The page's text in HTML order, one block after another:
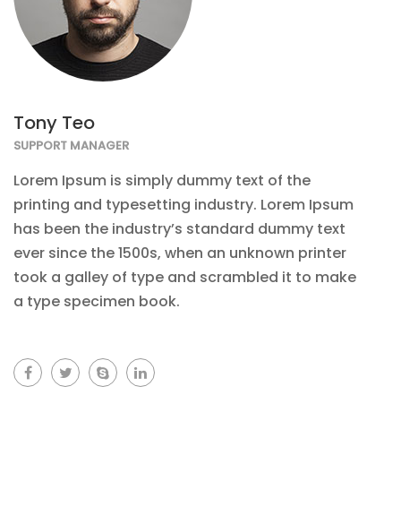
Tony Teo
SUPPORT MANAGER
Lorem Ipsum is simply dummy text of the
printing and typesetting industry. Lorem Ipsum
has been the industry’s standard dummy text
ever since the 1500s, when an unknown printer
took a galley of type and scrambled it to make
a type specimen book.